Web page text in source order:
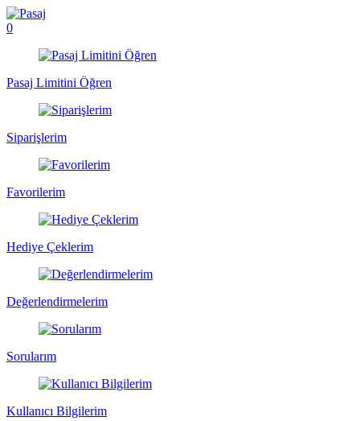
0
Pasaj Limitini Öğren
Siparişlerim
Favorilerim
Hediye Çeklerim
Değerlendirmelerim
Sorularım
Kullanıcı Bilgilerim